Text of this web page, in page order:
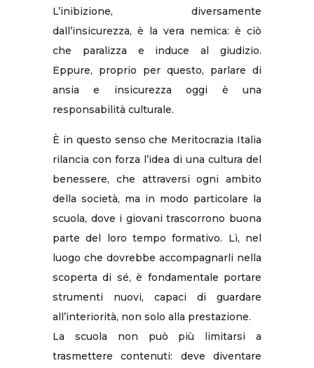
L’inibizione, diversamente
dall’insicurezza, è la vera nemica: è ciò
che paralizza e induce al giudizio.
Eppure, proprio per questo, parlare di
ansia e insicurezza oggi è una
responsabilità culturale.
È in questo senso che Meritocrazia Italia
rilancia con forza l’idea di una cultura del
benessere, che attraversi ogni ambito
della società, ma in modo particolare la
scuola, dove i giovani trascorrono buona
parte del loro tempo formativo. Lì, nel
luogo che dovrebbe accompagnarli nella
scoperta di sé, è fondamentale portare
strumenti nuovi, capaci di guardare
all’interiorità, non solo alla prestazione.
La scuola non può più limitarsi a
trasmettere contenuti: deve diventare